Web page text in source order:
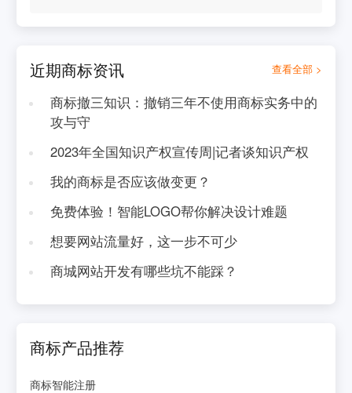
近期商标资讯 查看全部 >
商标撤三知识：撤销三年不使用商标实务中的
攻与守
2023年全国知识产权宣传周|记者谈知识产权
我的商标是否应该做变更？
免费体验！智能LOGO帮你解决设计难题
想要网站流量好，这一步不可少
商城网站开发有哪些坑不能踩？
商标产品推荐
商标智能注册